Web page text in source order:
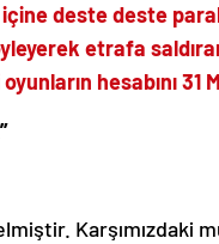
deste deste
etrafa
hesabını
Karşımızdaki